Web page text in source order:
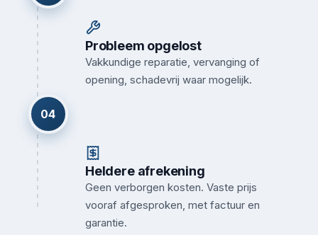
Probleem opgelost
Vakkundige reparatie, vervanging of
opening, schadevrij waar mogelijk.
04
Heldere afrekening
Geen verborgen kosten. Vaste prijs
vooraf afgesproken, met factuur en
garantie.